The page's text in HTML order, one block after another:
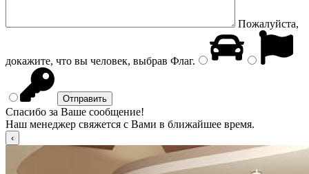
Пожалуйста,
докажите, что вы человек, выбрав Флаг.
Спасибо за Ваше сообщение!
Наш менеджер свяжется с Вами в ближайшее время.